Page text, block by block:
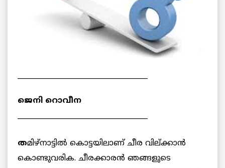
_____________________________________
ജെനി റൊവീന
_____________________________________
തമിഴ്‌നാട്ടില്‍ കൊട്ടയിലാണ് ചീര വില്ക്കാന്‍
കൊണ്ടുവരിക. ചീരക്കാരന്‍ ഞങ്ങളുടെ